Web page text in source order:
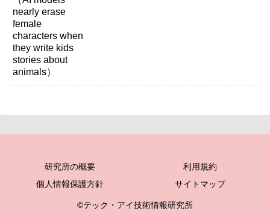
研究所の概要
利用規約
個人情報保護方針
サイトマップ
©テック・アイ技術情報研究所